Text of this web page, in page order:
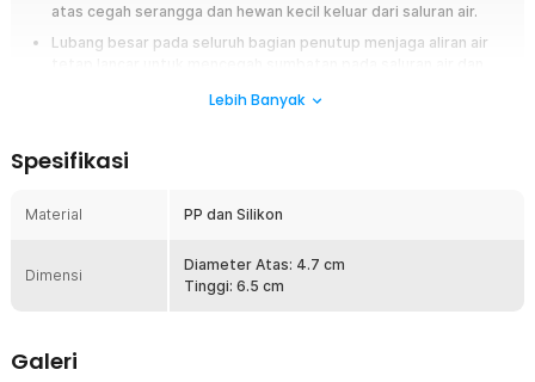
atas cegah serangga dan hewan kecil keluar dari saluran air.
Lubang besar pada seluruh bagian penutup menjaga aliran air
Bernasalah dengan lubang saluran air yang bau dan banyak serangga
penutup lubang saluran air dari BEAR FORCE. Disesain khusus untuk
memastikan air mengalir dengan lancar tanpa sumbatan.
Blokir Bau Tidak Sedap
Lebih Banyak
Spesifikasi
Material PP dan Silikon
Dimensi
Diameter Atas: 4.7 cm
Tinggi: 6.5 cm
Galeri